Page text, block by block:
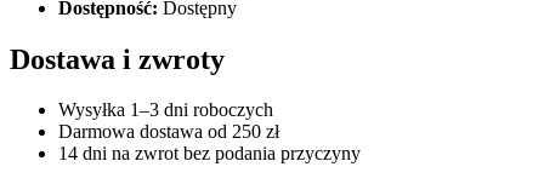
Dostępność: Dostępny
Dostawa i zwroty
Wysyłka 1–3 dni roboczych
Darmowa dostawa od 250 zł
14 dni na zwrot bez podania przyczyny